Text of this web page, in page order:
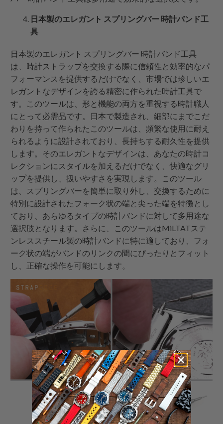
日本製のエレガント スプリングバー 時計バンド工
具
日本製のエレガント スプリングバー 時計バンド工具
は、時計ストラップを交換する際に信頼性と効率的なパ
フォーマンスを提供するだけでなく、市場では珍しいエ
レガントなデザインを誇る精密に作られた時計工具で
す。このツールは、形と機能の両方を重視する時計職人
にとって必需品です。日本で製造され、細部にまでこだ
わりを持って作られたこのツールは、頻繁な使用に耐え
られるように設計されており、長持ちする耐久性を提供
します。そのエレガントなデザインは、あなたの時計コ
レクションにスタイルを加えるだけでなく、快適なグリ
ップを提供し、扱いやすさを実現します。このツール
は、スプリングバーを簡単に取り外し、交換するために
特別に設計されたフォーク状の端と尖った端を特徴とし
ており、あらゆるタイプの時計バンドに対して多用途な
選択肢となります。さらに、このツールはMiLTATステ
ンレススチール製の時計バンドに特に適しており、フォ
ーク状の端がバンドのリンクの間にぴったりとフィット
し、正確な操作を可能にします。